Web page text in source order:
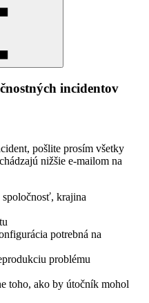
incidentov
pošlite prosím všetky
nižšie e-mailom na
krajina
potrebná na
problému
toho, ako by útočník mohol